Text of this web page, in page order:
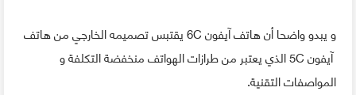
و يبدو واضحا أن هاتف آيفون 6C يقتبس تصميمه الخارجي من هاتف
آيفون 5C الذي يعتبر من طرازات الهواتف منخفضة التكلفة و
المواصفات التقنية.